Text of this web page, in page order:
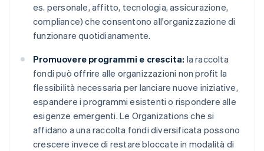
es. personale, affitto, tecnologia, assicurazione,
compliance) che consentono all'organizzazione di
funzionare quotidianamente.
Promuovere programmi e crescita: la raccolta
fondi può offrire alle organizzazioni non profit la
flessibilità necessaria per lanciare nuove iniziative,
espandere i programmi esistenti o rispondere alle
esigenze emergenti. Le Organizations che si
affidano a una raccolta fondi diversificata possono
crescere invece di restare bloccate in modalità di